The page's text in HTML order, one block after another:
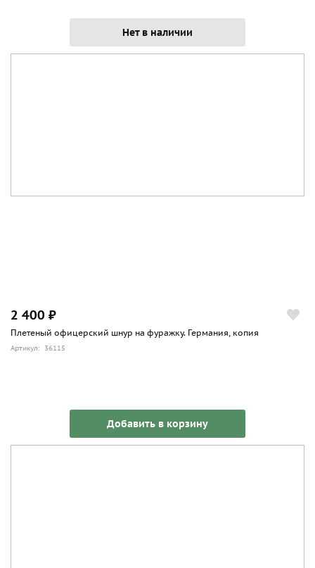
Нет в наличии
2 400 ₽
Плетеный офицерский шнур на фуражку. Германия, копия
Артикул: 36115
Добавить в корзину